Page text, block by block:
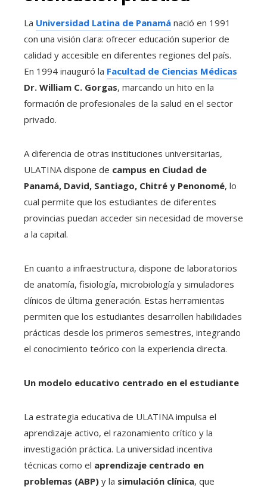
La Universidad Latina de Panamá nació en 1991
con una visión clara: ofrecer educación superior de
calidad y accesible en diferentes regiones del país.
En 1994 inauguró la Facultad de Ciencias Médicas
Dr. William C. Gorgas, marcando un hito en la
formación de profesionales de la salud en el sector
privado.
A diferencia de otras instituciones universitarias,
ULATINA dispone de campus en Ciudad de
Panamá, David, Santiago, Chitré y Penonomé, lo
cual permite que los estudiantes de diferentes
provincias puedan acceder sin necesidad de moverse
a la capital.
En cuanto a infraestructura, dispone de laboratorios
de anatomía, fisiología, microbiología y simuladores
clínicos de última generación. Estas herramientas
permiten que los estudiantes desarrollen habilidades
prácticas desde los primeros semestres, integrando
el conocimiento teórico con la experiencia directa.
Un modelo educativo centrado en el estudiante
La estrategia educativa de ULATINA impulsa el
aprendizaje activo, el razonamiento crítico y la
investigación práctica. La universidad incentiva
técnicas como el aprendizaje centrado en
problemas (ABP) y la simulación clínica, que